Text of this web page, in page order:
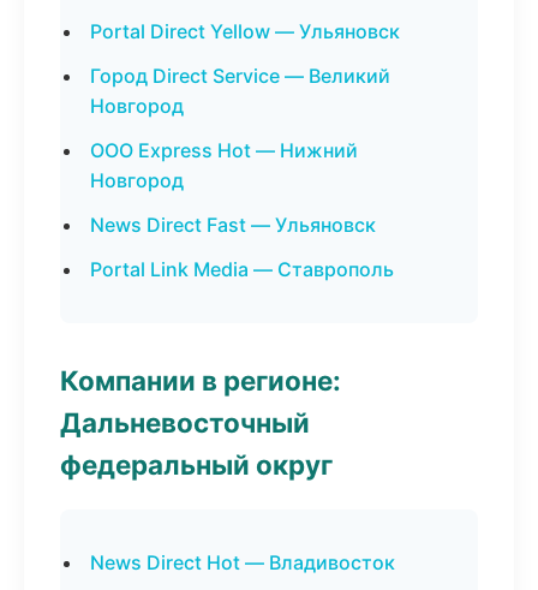
Portal Direct Yellow — Ульяновск
Город Direct Service — Великий
Новгород
ООО Express Hot — Нижний
Новгород
News Direct Fast — Ульяновск
Portal Link Media — Ставрополь
Компании в регионе:
Дальневосточный
федеральный округ
News Direct Hot — Владивосток